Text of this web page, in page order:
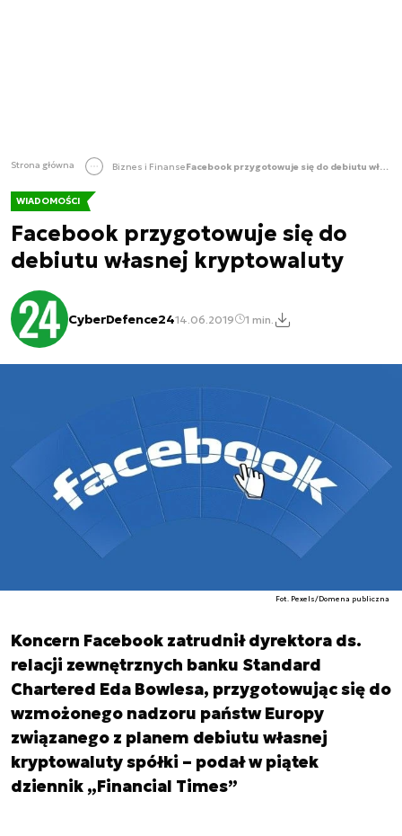
Strona główna Biznes i Finanse Facebook przygotowuje się do debiutu własnej kryptowaluty
WIADOMOŚCI
Facebook przygotowuje się do
debiutu własnej kryptowaluty
CyberDefence2414.06.2019 1 min.
Fot. Pexels/Domena publiczna
Koncern Facebook zatrudnił dyrektora ds.
relacji zewnętrznych banku Standard
Chartered Eda Bowlesa, przygotowując się do
wzmożonego nadzoru państw Europy
związanego z planem debiutu własnej
kryptowaluty spółki – podał w piątek
dziennik „Financial Times”